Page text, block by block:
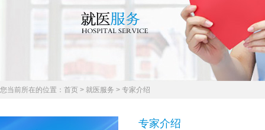
您当前所在的位置： 首页 > 就医服务 > 专家介绍
专家介绍